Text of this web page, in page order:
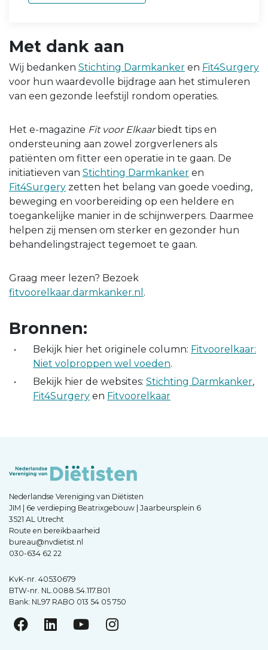
Met dank aan
Wij bedanken Stichting Darmkanker en Fit4Surgery
voor hun waardevolle bijdrage aan het stimuleren
van een gezonde leefstijl rondom operaties.
Het e-magazine Fit voor Elkaarbiedt tips en
ondersteuning aan zowel zorgverleners als
patiënten om fitter een operatie in te gaan. De
initiatieven van Stichting Darmkanker en
Fit4Surgery zetten het belang van goede voeding,
beweging en voorbereiding op een heldere en
toegankelijke manier in de schijnwerpers. Daarmee
helpen zij mensen om sterker en gezonder hun
behandelingstraject tegemoet te gaan.
Graag meer lezen? Bezoek
fitvoorelkaar.darmkanker.nl .
Bronnen:
Bekijk hier het originele column: Fitvoorelkaar:
Niet volproppen wel voeden.
Bekijk hier de websites: Stichting Darmkanker,
Fit4Surgery en Fitvoorelkaar
Nederlandse Vereniging van Diëtisten
JIM | 6e verdieping Beatrixgebouw | Jaarbeursplein 6
3521 AL Utrecht
Route en bereikbaarheid
bureau@nvdietist.nl
030-634 62 22
KvK-nr. 40530679
BTW-nr. NL.0088.54.117.B01
Bank: NL97 RABO 013 54 05 750